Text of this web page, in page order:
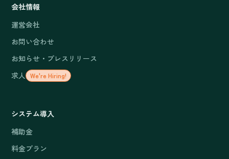
会社情報
運営会社
お問い合わせ
お知らせ・プレスリリース
求人 We're Hiring!
システム導入
補助金
料金プラン